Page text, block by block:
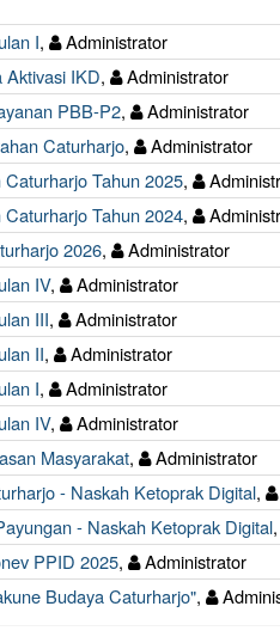
I,
Administrator
Aktivasi IKD,
Administrator
PBB-P2,
Administrator
Caturharjo,
Administrator
Tahun 2025,
Tahun 2024,
2026,
Administrator
IV,
Administrator
III,
Administrator
II,
Administrator
I,
Administrator
IV,
Administrator
Masyarakat,
Administrator
- Naskah Ketoprak Digital,
- Naskah Ketoprak Digital,
PPID 2025,
Administrator
Budaya Caturharjo",